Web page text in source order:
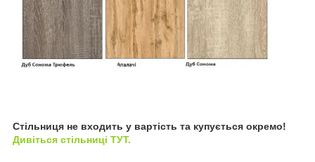
Стільниця не входить у вартість та купується окремо!
Дивіться стільниці ТУТ.